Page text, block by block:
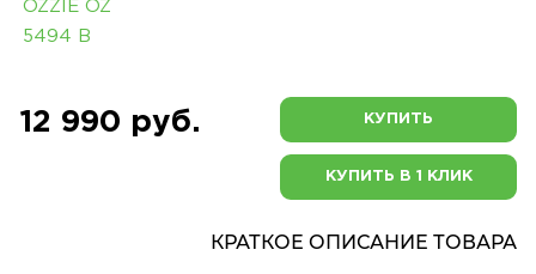
12 990 руб. КУПИТЬ
КУПИТЬ В 1 КЛИК
КРАТКОЕ ОПИСАНИЕ ТОВАРА